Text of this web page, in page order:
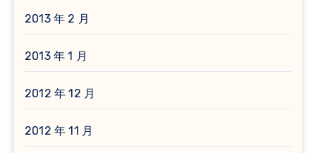
2013 年 2 月
2013 年 1 月
2012 年 12 月
2012 年 11 月